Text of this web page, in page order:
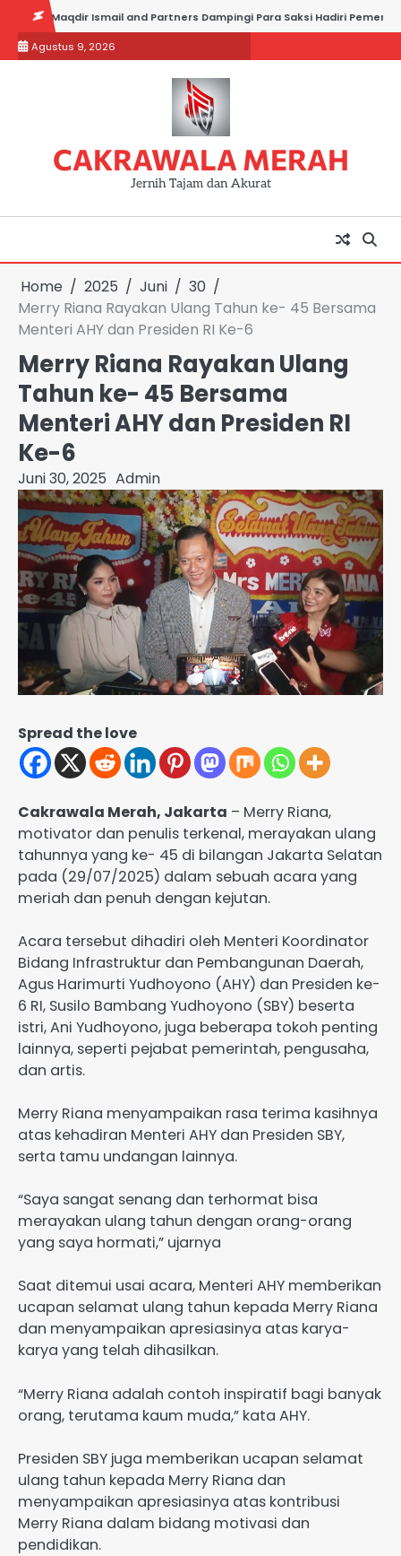
content
Ismail and Partners Dampingi Para Saksi Hadiri Pemeriksaan di
Agustus 9, 2026
CAKRAWALA MERAH
Jernih Tajam dan Akurat
Home 2025 Juni
30
Merry Riana Rayakan Ulang Tahun ke- 45 Bersama
Menteri AHY dan Presiden RI Ke-6
Merry Riana Rayakan Ulang
Tahun ke- 45 Bersama
Menteri AHY dan Presiden RI
Ke-6
Juni 30, 2025 Admin
Spread the love
Cakrawala Merah, Jakarta – Merry Riana,
motivator dan penulis terkenal, merayakan ulang
tahunnya yang ke- 45 di bilangan Jakarta Selatan
pada (29/07/2025) dalam sebuah acara yang
meriah dan penuh dengan kejutan.
Acara tersebut dihadiri oleh Menteri Koordinator
Bidang Infrastruktur dan Pembangunan Daerah,
Agus Harimurti Yudhoyono (AHY) dan Presiden ke-
6 RI, Susilo Bambang Yudhoyono (SBY) beserta
istri, Ani Yudhoyono, juga beberapa tokoh penting
lainnya, seperti pejabat pemerintah, pengusaha,
dan artis.
Merry Riana menyampaikan rasa terima kasihnya
atas kehadiran Menteri AHY dan Presiden SBY,
serta tamu undangan lainnya.
“Saya sangat senang dan terhormat bisa
merayakan ulang tahun dengan orang-orang
yang saya hormati,” ujarnya
Saat ditemui usai acara, Menteri AHY memberikan
ucapan selamat ulang tahun kepada Merry Riana
dan menyampaikan apresiasinya atas karya-
karya yang telah dihasilkan.
“Merry Riana adalah contoh inspiratif bagi banyak
orang, terutama kaum muda,” kata AHY.
Presiden SBY juga memberikan ucapan selamat
ulang tahun kepada Merry Riana dan
menyampaikan apresiasinya atas kontribusi
Merry Riana dalam bidang motivasi dan
pendidikan.